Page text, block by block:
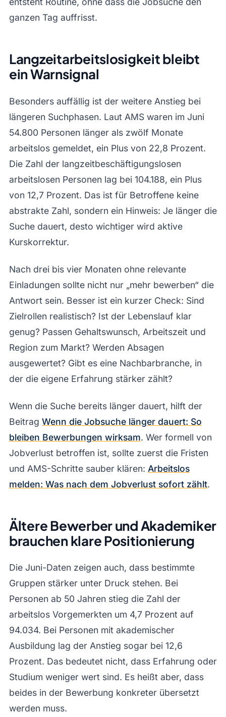
ganzen Tag auffrisst.
Langzeitarbeitslosigkeit bleibt
ein Warnsignal
Besonders auffällig ist der weitere Anstieg bei
längeren Suchphasen. Laut AMS waren im Juni
54.800 Personen länger als zwölf Monate
arbeitslos gemeldet, ein Plus von 22,8 Prozent.
Die Zahl der langzeitbeschäftigungslosen
arbeitslosen Personen lag bei 104.188, ein Plus
von 12,7 Prozent. Das ist für Betroffene keine
abstrakte Zahl, sondern ein Hinweis: Je länger die
Suche dauert, desto wichtiger wird aktive
Kurskorrektur.
Nach drei bis vier Monaten ohne relevante
Einladungen sollte nicht nur „mehr bewerben“ die
Antwort sein. Besser ist ein kurzer Check: Sind
Zielrollen realistisch? Ist der Lebenslauf klar
genug? Passen Gehaltswunsch, Arbeitszeit und
Region zum Markt? Werden Absagen
ausgewertet? Gibt es eine Nachbarbranche, in
der die eigene Erfahrung stärker zählt?
Wenn die Suche bereits länger dauert, hilft der
Beitrag Wenn die Jobsuche länger dauert: So
bleiben Bewerbungen wirksam. Wer formell von
Jobverlust betroffen ist, sollte zuerst die Fristen
und AMS-Schritte sauber klären: Arbeitslos
melden: Was nach dem Jobverlust sofort zählt.
Ältere Bewerber und Akademiker
brauchen klare Positionierung
Die Juni-Daten zeigen auch, dass bestimmte
Gruppen stärker unter Druck stehen. Bei
Personen ab 50 Jahren stieg die Zahl der
arbeitslos Vorgemerkten um 4,7 Prozent auf
94.034. Bei Personen mit akademischer
Ausbildung lag der Anstieg sogar bei 12,6
Prozent. Das bedeutet nicht, dass Erfahrung oder
Studium weniger wert sind. Es heißt aber, dass
beides in der Bewerbung konkreter übersetzt
werden muss.